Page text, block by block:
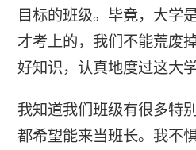
目标的班级。毕竟，大学
才考上的，我们不能荒废
好知识，认真地度过这大
我知道我们班级有很多特
都希望能来当班长。我不